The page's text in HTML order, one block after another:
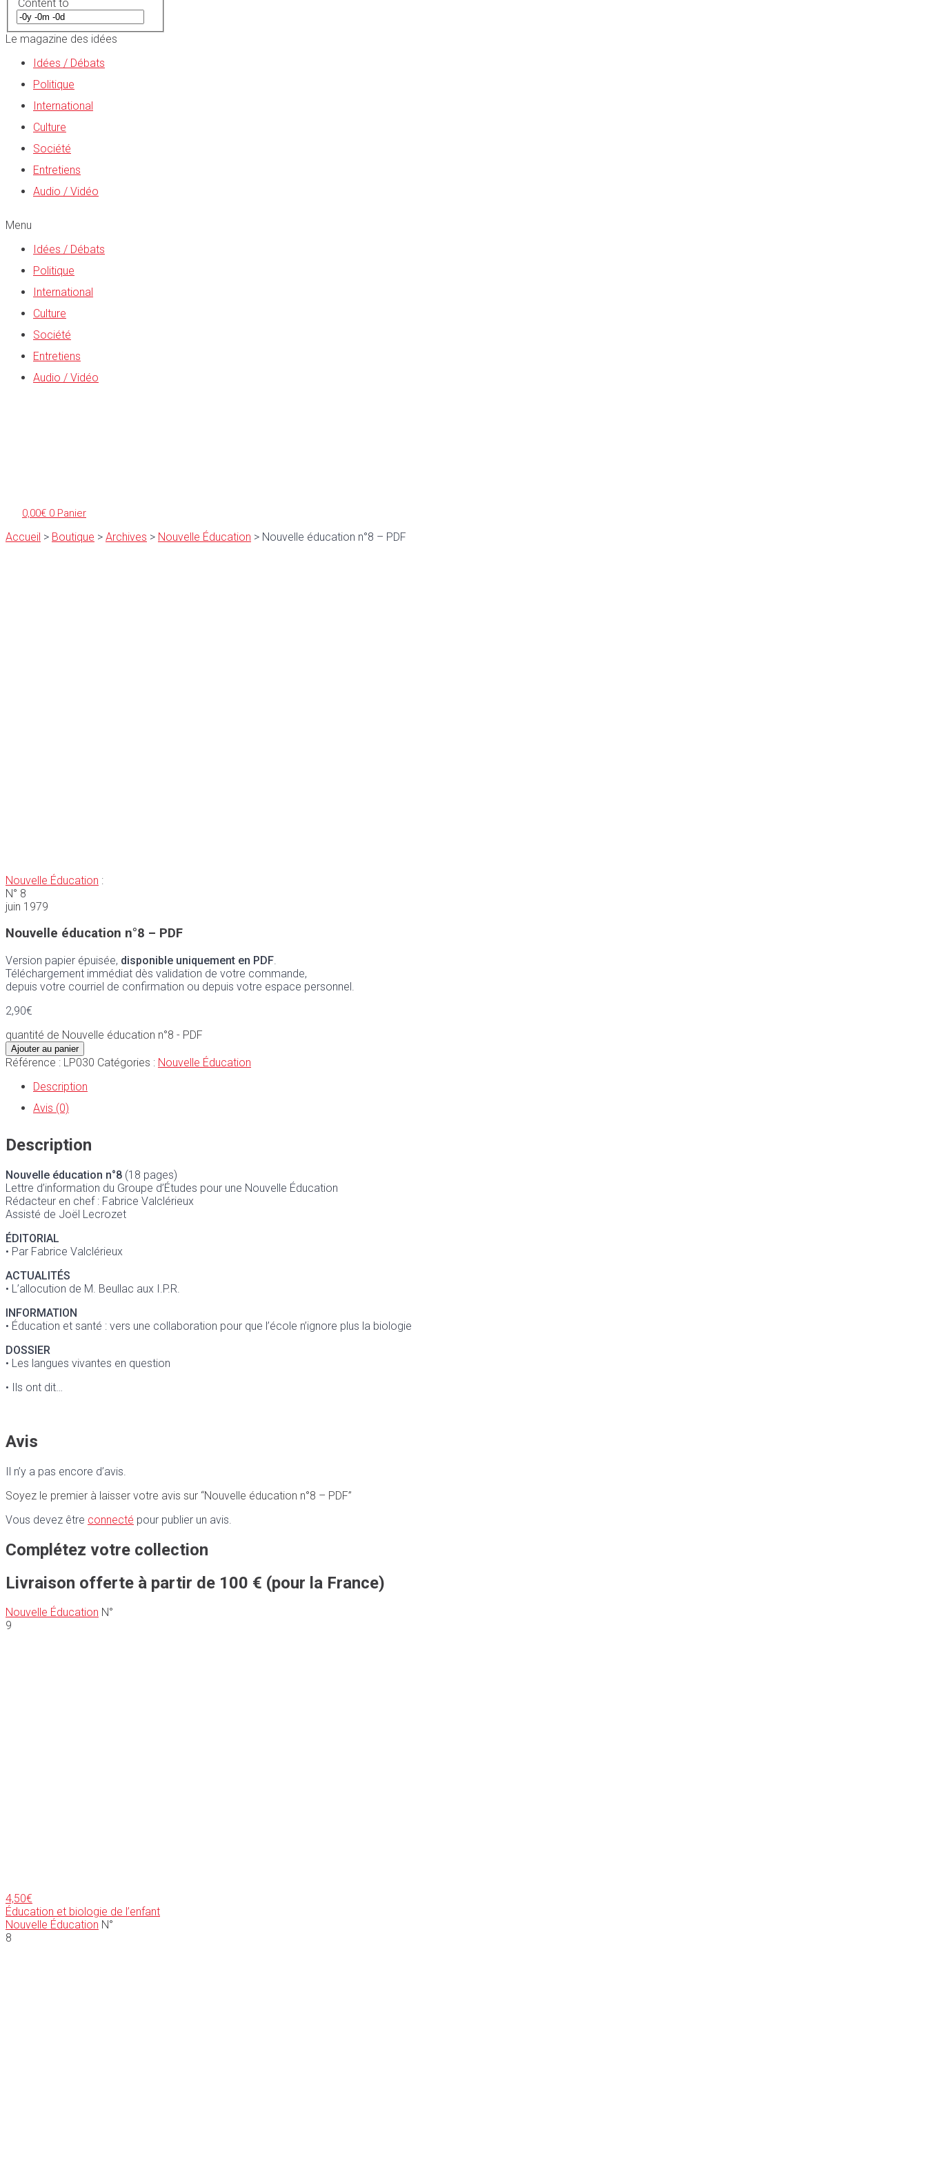
Content to
Le magazine des idées
Idées / Débats
Politique
International
Culture
Société
Entretiens
Audio / Vidéo
Menu
Idées / Débats
Politique
International
Culture
Société
Entretiens
Audio / Vidéo
0,00€ 0 Panier
Accueil > Boutique > Archives > Nouvelle Éducation > Nouvelle éducation n°8 – PDF
Nouvelle Éducation :
N° 8
juin 1979
Nouvelle éducation n°8 – PDF
Version papier épuisée, disponible uniquement en PDF.
Téléchargement immédiat dès validation de votre commande,
depuis votre courriel de confirmation ou depuis votre espace personnel.
2,90€
quantité de Nouvelle éducation n°8 - PDF
Ajouter au panier
Référence : LP030 Catégories : Nouvelle Éducation
Description
Avis (0)
Description
Nouvelle éducation n°8 (18 pages)
Lettre d’information du Groupe d’Études pour une Nouvelle Éducation
Rédacteur en chef : Fabrice Valclérieux
Assisté de Joël Lecrozet
ÉDITORIAL
• Par Fabrice Valclérieux
ACTUALITÉS
• L’allocution de M. Beullac aux I.P.R.
INFORMATION
• Éducation et santé : vers une collaboration pour que l’école n’ignore plus la biologie
DOSSIER
• Les langues vivantes en question
• Ils ont dit…
Avis
Il n’y a pas encore d’avis.
Soyez le premier à laisser votre avis sur “Nouvelle éducation n°8 – PDF”
Vous devez être connecté pour publier un avis.
Complétez votre collection
Livraison offerte à partir de 100 € (pour la France)
Nouvelle Éducation N°
9
4,50€
Éducation et biologie de l’enfant
Nouvelle Éducation N°
8